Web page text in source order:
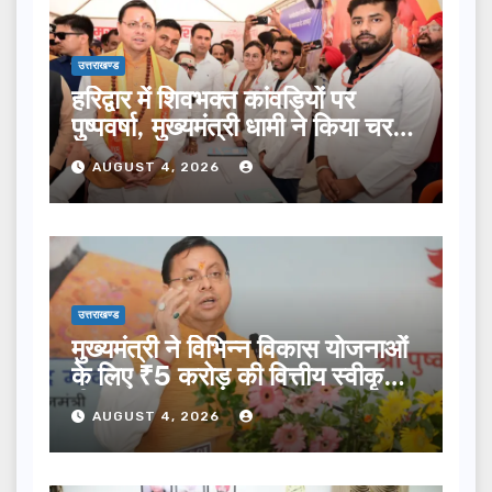
उत्तराखण्ड
हरिद्वार में शिवभक्त कांवड़ियों पर
पुष्पवर्षा, मुख्यमंत्री धामी ने किया चरण
प्रक्षालन…
AUGUST 4, 2026
उत्तराखण्ड
मुख्यमंत्री ने विभिन्न विकास योजनाओं
के लिए ₹5 करोड़ की वित्तीय स्वीकृति
दी…AUGUST 4, 2026